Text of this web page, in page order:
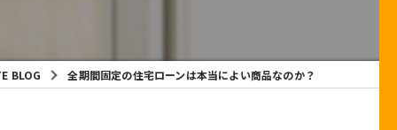
断熱
BLOG 全期間固定の住宅ローンは本当によい商品なのか？